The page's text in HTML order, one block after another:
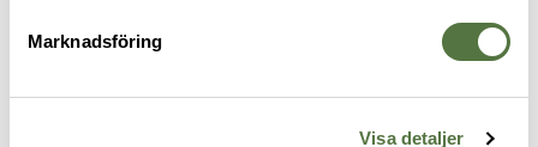
Marknadsföring
Visa detaljer
MECHANIX
259 kr